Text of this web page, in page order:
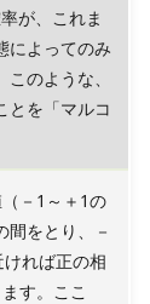
が、これま
によってのみ
のような、
とを「マルコ
－1～＋1の
間をとり、－
れば正の相
す。ここ